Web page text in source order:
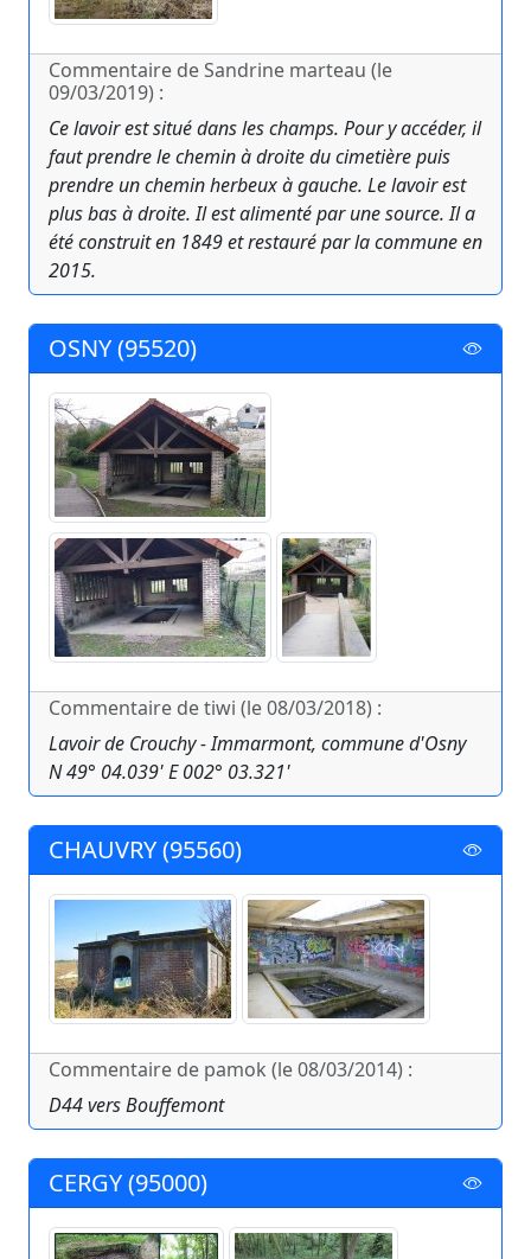
Commentaire de Sandrine marteau (le
09/03/2019) :
Ce lavoir est situé dans les champs. Pour y accéder, il
faut prendre le chemin à droite du cimetière puis
prendre un chemin herbeux à gauche. Le lavoir est
plus bas à droite. Il est alimenté par une source. Il a
été construit en 1849 et restauré par la commune en
2015.
OSNY (95520)
Commentaire de tiwi (le 08/03/2018) :
Lavoir de Crouchy - Immarmont, commune d'Osny
N 49° 04.039' E 002° 03.321'
CHAUVRY (95560)
Commentaire de pamok (le 08/03/2014) :
D44 vers Bouffemont
CERGY (95000)